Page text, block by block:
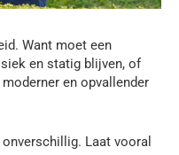
Want moet een
en statig blijven, of
en opvallender
Laat vooral